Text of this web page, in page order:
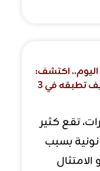
اكتشف:
ما هو الامتثال المؤسسي؟ (وكيف تطبقه في 3
تقع كثير
بسبب